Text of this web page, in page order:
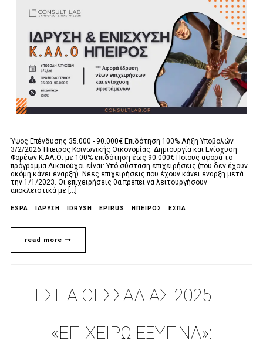
Ύψος Επένδυσης 35.000 - 90.000€ Επιδότηση 100% Λήξη Υποβολών
3/2/2026 Ήπειρος Κοινωνικής Οικονομίας: Δημιουργία και Ενίσχυση
Φορέων Κ.ΑΛ.Ο. με 100% επιδότηση έως 90.000€ Ποιους αφορά το
πρόγραμμα Δικαιούχοι είναι: Υπό σύσταση επιχειρήσεις (που δεν έχουν
ακόμη κάνει έναρξη). Νέες επιχειρήσεις που έχουν κάνει έναρξη μετά
την 1/1/2023. Οι επιχειρήσεις θα πρέπει να λειτουργήσουν
αποκλειστικά με [...]
ESPA ΙΔΡΥΣΗ IDRYSH EPIRUS ΗΠΕΙΡΟΣ ΕΣΠΑ
read more
ΕΣΠΑ ΘΕΣΣΑΛΊΑΣ 2025 —
«ΕΠΙΧΕΙΡΏ ΈΞΥΠΝΑ»: